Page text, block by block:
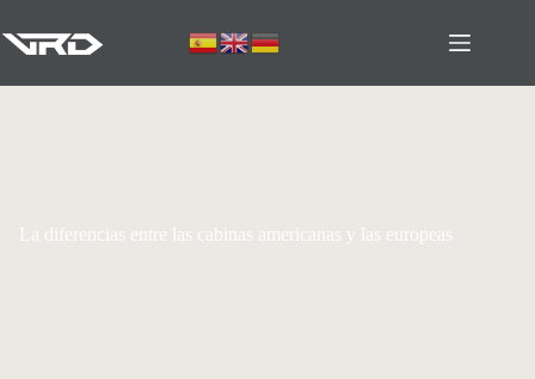
La diferencias entre las cabinas americanas y las europeas